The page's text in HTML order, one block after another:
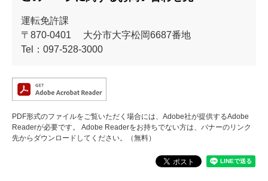
運転免許課
〒870-0401
大分市大字松岡6687番地
Tel：097-528-3000
PDF形式のファイルをご覧いただく場合には、Adobe社が提供するAdobe
Readerが必要です。
Adobe Readerをお持ちでない方は、バナーのリンク
先からダウンロードしてください。（無料）